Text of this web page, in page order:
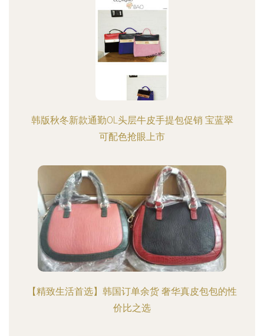
韩版秋冬新款通勤OL头层牛皮手提包促销 宝蓝翠
可配色抢眼上市
【精致生活首选】韩国订单余货 奢华真皮包包的性
价比之选